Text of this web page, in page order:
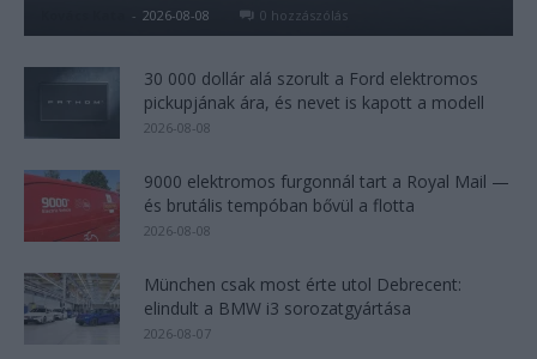
- 2026-08-08 0 hozzászólás
30 000 dollár alá szorult a Ford elektromos
pickupjának ára, és nevet is kapott a modell
2026-08-08
9000 elektromos furgonnál tart a Royal Mail —
és brutális tempóban bővül a flotta
2026-08-08
München csak most érte utol Debrecent:
elindult a BMW i3 sorozatgyártása
2026-08-07